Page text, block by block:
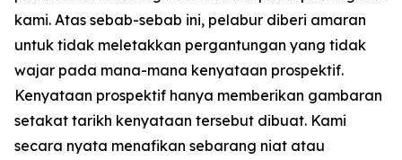
kami. Atas sebab-sebab ini, pelabur diberi amaran
untuk tidak meletakkan pergantungan yang tidak
wajar pada mana-mana kenyataan prospektif.
Kenyataan prospektif hanya memberikan gambaran
setakat tarikh kenyataan tersebut dibuat. Kami
secara nyata menafikan sebarang niat atau